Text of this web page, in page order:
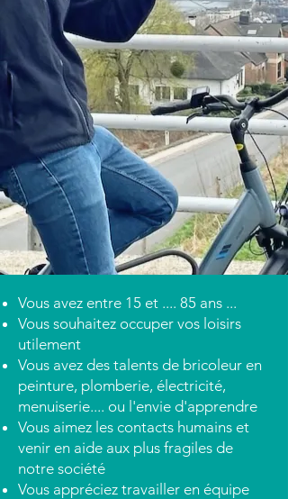
Vous avez entre 15 et .... 85 ans ...
Vous souhaitez occuper vos loisirs
utilement
Vous avez des talents de bricoleur en
peinture, plomberie, électricité,
menuiserie.... ou l'envie d'apprendre
Vous aimez les contacts humains et
venir en aide aux plus fragiles de
notre société
Vous appréciez travailler en équipe